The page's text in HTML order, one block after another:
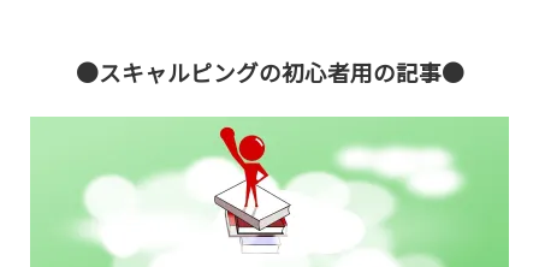
●スキャルピングの初心者用の記事●